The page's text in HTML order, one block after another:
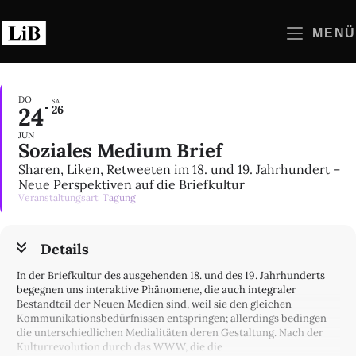
Inhalt
springen
MENÜ
DO
24
JUN
SA
26
Soziales Medium Brief
Sharen, Liken, Retweeten im 18. und 19. Jahrhundert –
Neue Perspektiven auf die Briefkultur
Veranstaltungsart Tagung
Details
In der Briefkultur des ausgehenden 18. und des 19. Jahrhunderts
begegnen uns interaktive Phänomene, die auch integraler
Bestandteil der Neuen Medien sind, weil sie den gleichen
Kommunikationsbedürfnissen entspringen; allerdings bedingen
die unterschiedlichen Medialitäten deren Gestaltung. Nach der
Kulturrevolution durch das WWW, die die